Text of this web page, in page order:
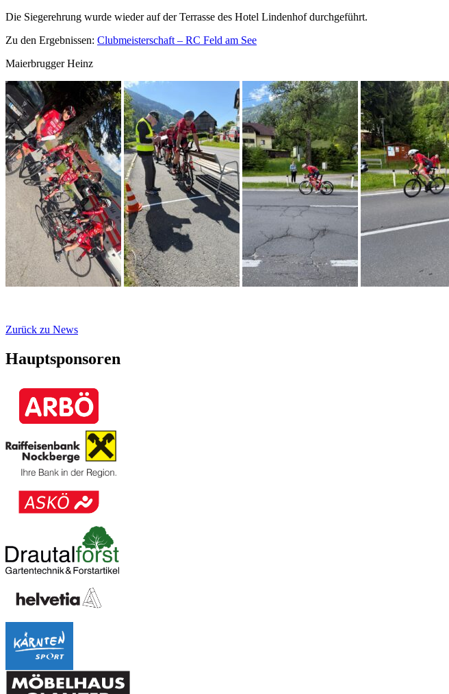
Die Siegerehrung wurde wieder auf der Terrasse des Hotel Lindenhof durchgeführt.
Zu den Ergebnissen: Clubmeisterschaft – RC Feld am See
Maierbrugger Heinz
Zurück zu News
Hauptsponsoren